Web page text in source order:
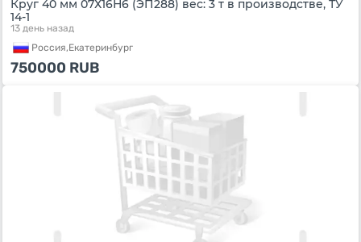
Круг 40 мм 07Х16Н6 (ЭП288) вес: 3 т в производстве, ТУ
14-1
13 день назад
Россия,Екатеринбург
750000 RUB